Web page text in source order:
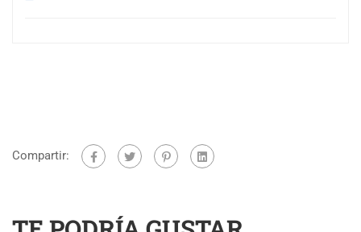
Compartir: